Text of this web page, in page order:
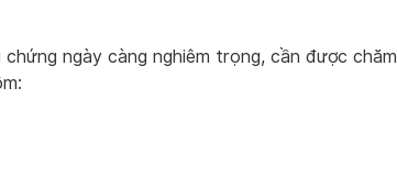
ngày càng nghiêm trọng, cần được chăm